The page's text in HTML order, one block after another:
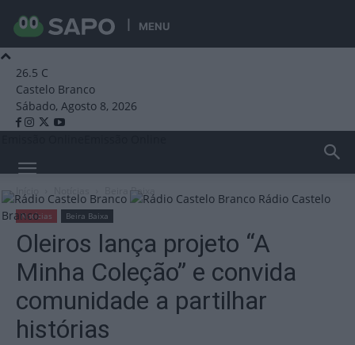
MENU
26.5 C
Castelo Branco
Sábado, Agosto 8, 2026
Rádio Castelo
Branco
Beira Baixa
Notícias Beira Baixa
Oleiros lança projeto “A
Minha Coleção” e convida
comunidade a partilhar
histórias